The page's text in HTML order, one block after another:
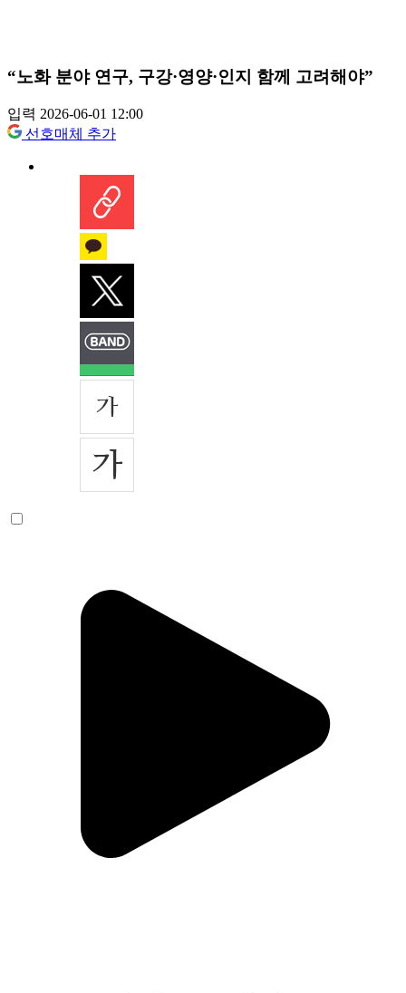
“노화 분야 연구, 구강·영양·인지 함께 고려해야”
입력 2026-06-01 12:00
선호매체 추가